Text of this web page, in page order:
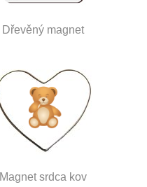
Dřevěný magnet
Magnet srdca kov